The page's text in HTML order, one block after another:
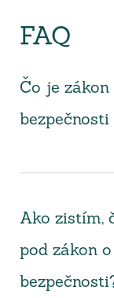
FAQ
Čo je
Ako zistím,
pod zákon